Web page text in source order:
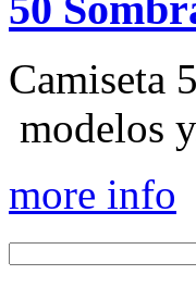
Camiseta
modelos
more info